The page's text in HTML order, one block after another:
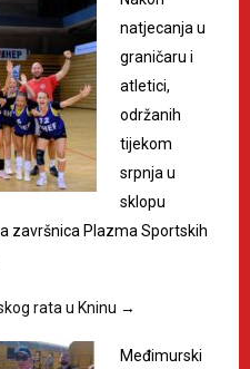
natjecanja u
graničaru i
atletici,
održanih
tijekom
srpnja u
sklopu
završnica Plazma Sportskih
rata u Kninu →
Međimurski